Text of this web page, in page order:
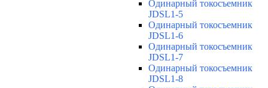
Одинарный токосъемник
JDSL1-5
Одинарный токосъемник
JDSL1-6
Одинарный токосъемник
JDSL1-7
Одинарный токосъемник
JDSL1-8